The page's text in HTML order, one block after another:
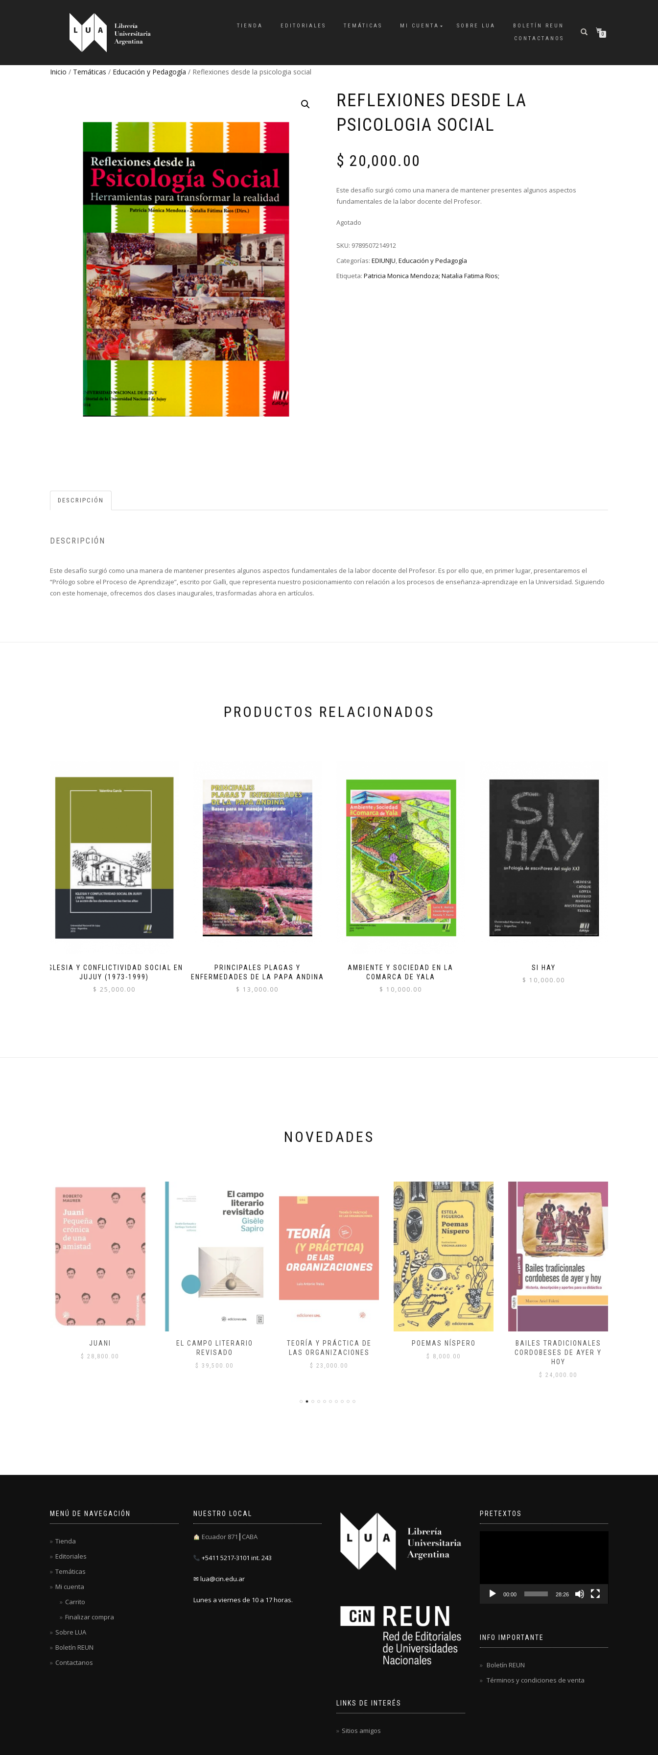
TIENDA EDITORIALES TEMÁTICAS MI CUENTA SOBRE LUA
BOLETÍN REUN
CONTACTANOS
0
Inicio / Temáticas / Educación y Pedagogía / Reflexiones desde la psicologia social
REFLEXIONES DESDE LA
PSICOLOGIA SOCIAL
$ 20,000.00
Este desafío surgió como una manera de mantener presentes algunos aspectos
fundamentales de la labor docente del Profesor.
Agotado
SKU: 9789507214912
Categorías: EDIUNJU,Educación y Pedagogía
Etiqueta: Patricia Monica Mendoza; Natalia Fatima Rios;
DESCRIPCIÓN
DESCRIPCIÓN
Este desafío surgió como una manera de mantener presentes algunos aspectos fundamentales de la labor docente del Profesor. Es por ello que, en primer lugar, presentaremos el
“Prólogo sobre el Proceso de Aprendizaje”, escrito por Galli, que representa nuestro posicionamiento con relación a los procesos de enseñanza-aprendizaje en la Universidad. Siguiendo
con este homenaje, ofrecemos dos clases inaugurales, trasformadas ahora en artículos.
PRODUCTOS RELACIONADOS
IGLESIA Y CONFLICTIVIDAD SOCIAL EN
JUJUY (1973-1999)
$ 25,000.00
PRINCIPALES PLAGAS Y
ENFERMEDADES DE LA PAPA ANDINA
$ 13,000.00
AMBIENTE Y SOCIEDAD EN LA
COMARCA DE YALA
$ 10,000.00
SI HAY
$ 10,000.00
NOVEDADES
JUANI
$ 28,800.00
EL CAMPO LITERARIO
REVISADO
$ 39,500.00
TEORÍA Y PRÁCTICA DE
LAS ORGANIZACIONES
$ 23,000.00
POEMAS NÍSPERO
$ 8,000.00
BAILES TRADICIONALES
CORDOBESES DE AYER Y
HOY
$ 24,000.00
MENÚ DE NAVEGACIÓN
Tienda
Editoriales
Temáticas
Mi cuenta
Carrito
Finalizar compra
Sobre LUA
Boletín REUN
Contactanos
NUESTRO LOCAL
Ecuador 871┃CABA
+5411 5217-3101 int. 243
✉ lua@cin.edu.ar
Lunes a viernes de 10 a 17 horas.
LINKS DE INTERÉS
Sitios amigos
PRETEXTOS
00:00 28:26
INFO IMPORTANTE
Boletín REUN
Términos y condiciones de venta